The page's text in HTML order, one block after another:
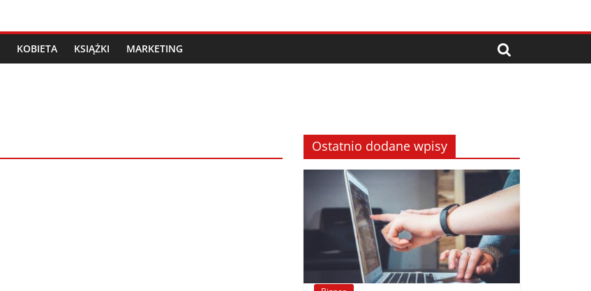
KOBIETA KSIĄŻKI MARKETING
Ostatnio dodane wpisy